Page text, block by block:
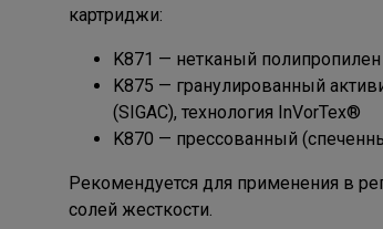
картриджи:
K871 — нетканый
K875 — гранулированный
(SIGAC), технология InVorTex®
K870 — прессованный
Рекомендуется для применения в
солей жесткости.